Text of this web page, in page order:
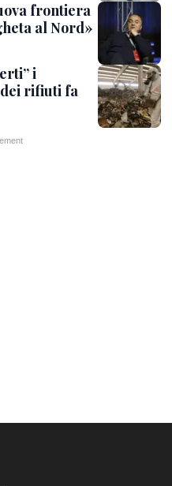
frontiera
al Nord»
i
rifiuti fa